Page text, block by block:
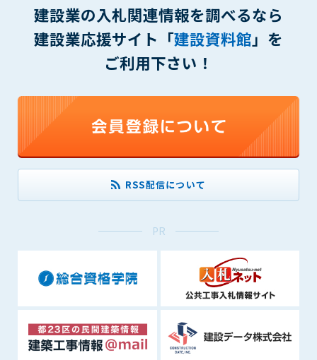
建設業の入札関連情報を調べるなら
建設業応援サイト「建設資料館」を
ご利用下さい！
RSS配信について
PR
第8条（サービスの変更・中止等）
管理者は、会員の承諾なく、本サービス内容の変更(新規追加、
廃止を含み)し、本サービスの運営を中止または廃止することが
できるものとします。これに起因する会員または他の第三者が
被った損害について管理者は､一切の責任をも負わないものと
第9条（会員の個人情報）
会員の氏名、住所、性別、年齢、メールアドレスその他本サー
ビスの提供に関連して管理者が知り得た会員の個人情報（以下
個人情報といいます）について、管理者は、以下の各号に該当
する場合を除き、第三者に開示または提供しないものとしま
(1) 会員が、自己の個人情報の開示に事前に同意している場合
者に提供する場合
(3) 第三者および管理者の権利、財産、安全等を保護するため
に必要であると管理者が判断した場合
(4) 法令等により開示を求められた場合
第10条（免責事項）
管理者は、会員が登録した内容が以下に該当する、またはその
恐れのあるものは、会員の承諾なく削除できるものとします。